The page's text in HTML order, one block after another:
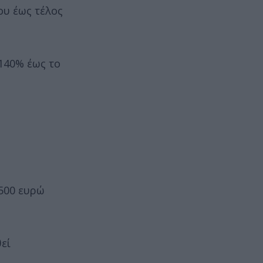
έως τέλος
έως το
ευρώ